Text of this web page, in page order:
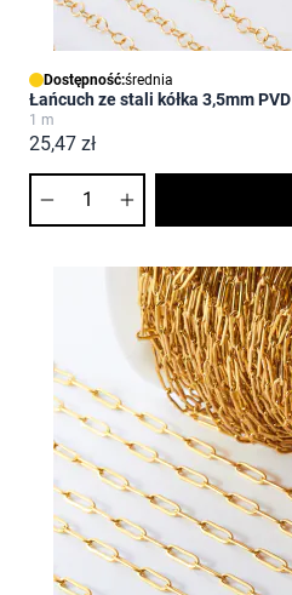
Dostępność:średnia
Łańcuch ze stali kółka 3,5mm PVD
1 m
25,47 zł